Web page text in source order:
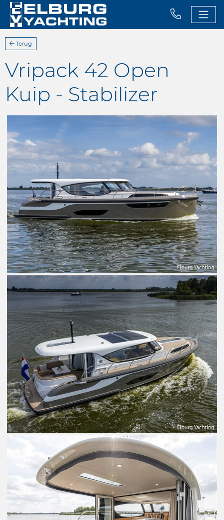
Terug
Vripack 42 Open
Kuip - Stabilizer